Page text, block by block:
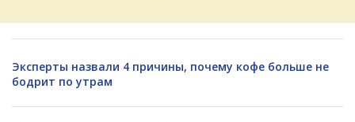
Эксперты назвали 4 причины, почему кофе больше не
бодрит по утрам